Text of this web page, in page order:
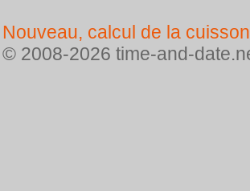
Nouveau, calcul de la
© 2008-2026 time-and-